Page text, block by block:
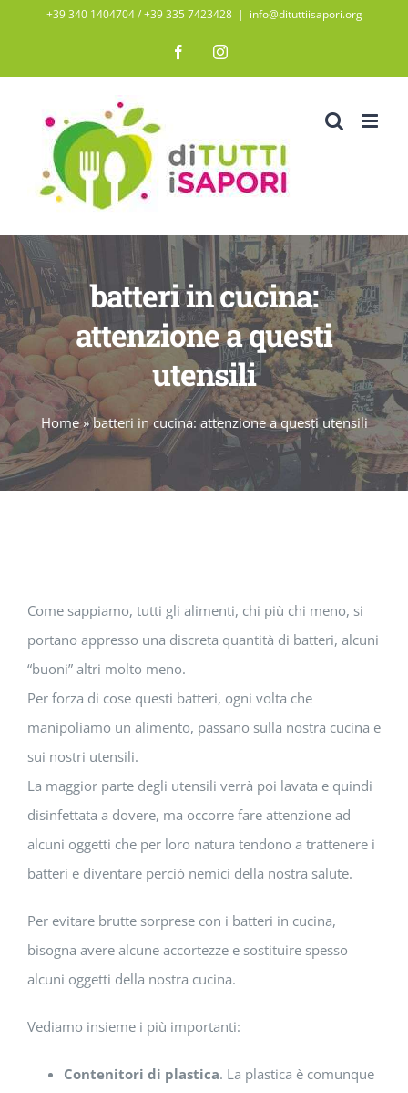
contenuto
+39 340 1404704 / ‭+39 335 7423428‬ | info@dituttiisapori.org
FacebookInstagram
batteri in cucina:
attenzione a questi
utensili
Home»batteri in cucina: attenzione a questi utensili
Come sappiamo, tutti gli alimenti, chi più chi meno, si
portano appresso una discreta quantità di batteri, alcuni
“buoni” altri molto meno.
Per forza di cose questi batteri, ogni volta che
manipoliamo un alimento, passano sulla nostra cucina e
sui nostri utensili.
La maggior parte degli utensili verrà poi lavata e quindi
disinfettata a dovere, ma occorre fare attenzione ad
alcuni oggetti che per loro natura tendono a trattenere i
batteri e diventare perciò nemici della nostra salute.
Per evitare brutte sorprese con i batteri in cucina,
bisogna avere alcune accortezze e sostituire spesso
alcuni oggetti della nostra cucina.
Vediamo insieme i più importanti:
Contenitori di plastica. La plastica è comunque